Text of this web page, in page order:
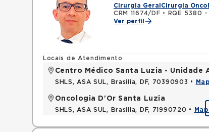
Cirurgia Geral Cirurgia
CRM 11674/DF • RQE 5380
Ver perfil
Locais de Atendimento
Centro Médico Santa Luzia - Unidade
SHLS, ASA SUL, Brasilia, DF, 70390903 •
Oncologia D'Or Santa Luzia
SHLS, ASA SUL, Brasilia, DF, 71990720 •